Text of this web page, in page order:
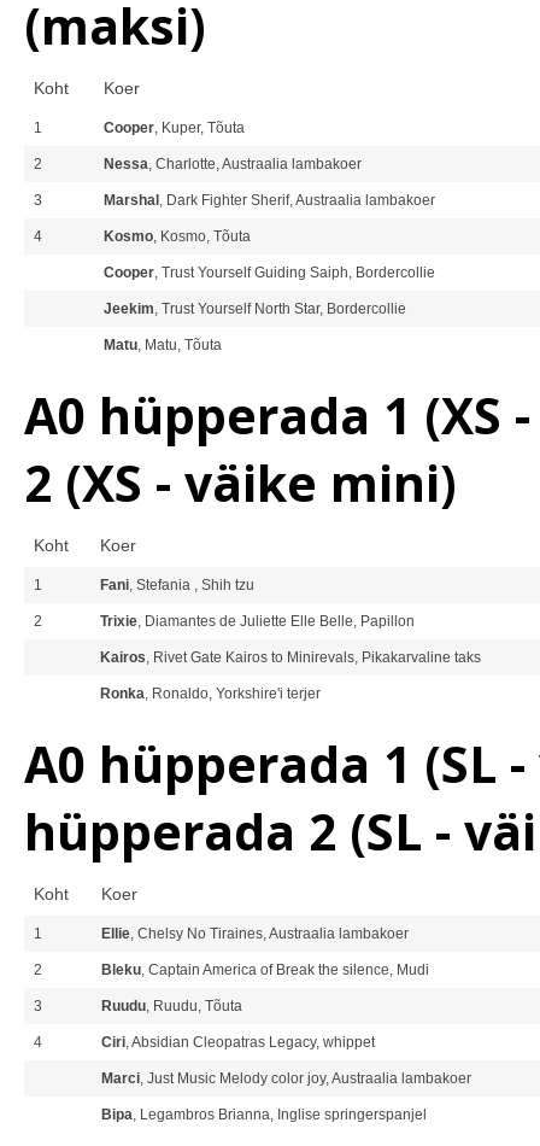
(maksi)
Koht Koer
1 Cooper, Kuper, Tõuta
2 Nessa, Charlotte, Austraalia lambakoer
3 Marshal , Dark Fighter Sherif, Austraalia lambakoer
4 Kosmo, Kosmo, Tõuta
Cooper, Trust Yourself Guiding Saiph, Bordercollie
Jeekim, Trust Yourself North Star, Bordercollie
Matu, Matu, Tõuta
A0 hüpperada 1 (XS
2 (XS - väike mini)
Koht Koer
1 Fani, Stefania , Shih tzu
2 Trixie, Diamantes de Juliette Elle Belle, Papillon
Kairos, Rivet Gate Kairos to Minirevals, Pikakarvaline taks
Ronka, Ronaldo, Yorkshire'i terjer
A0 hüpperada 1 (SL
hüpperada 2 (SL -
Koht Koer
1 Ellie, Chelsy No Tiraines, Austraalia lambakoer
2 Bleku, Captain America of Break the silence, Mudi
3 Ruudu, Ruudu, Tõuta
4 Ciri, Absidian Cleopatras Legacy, whippet
Marci, Just Music Melody color joy, Austraalia lambakoer
Bipa, Legambros Brianna, Inglise springerspanjel